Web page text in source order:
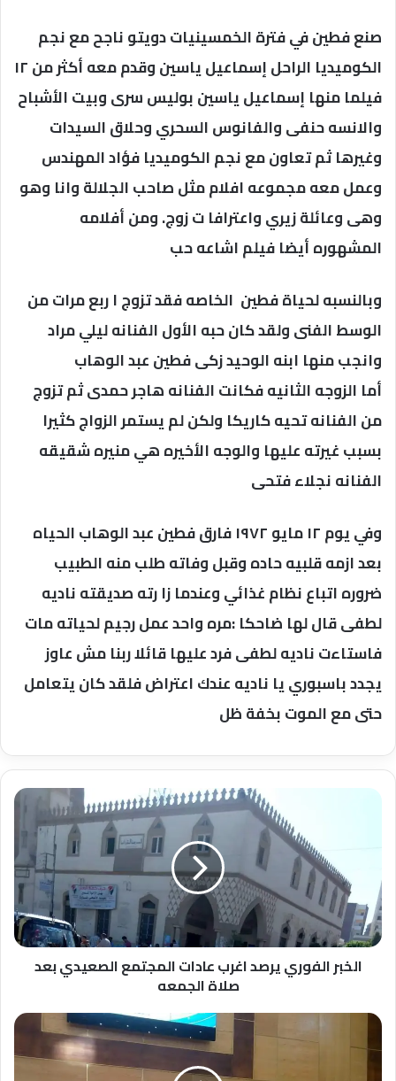
صنع فطين في فترة الخمسينيات دويتو ناجح مع نجم
الكوميديا الراحل إسماعيل ياسين وقدم معه أكثر من ١٢
فيلما منها إسماعيل ياسين بوليس سرى وبيت الأشباح
والانسه حنفى والفانوس السحري وحلاق السيدات
وغيرها ثم تعاون مع نجم الكوميديا فؤاد المهندس
وعمل معه مجموعه افلام مثل صاحب الجلالة وانا وهو
وهى وعائلة زيري واعترافا ت زوج. ومن أفلامه
المشهوره أيضا فيلم اشاعه حب
وبالنسبه لحياة فطين الخاصه فقد تزوج ا ربع مرات من
الوسط الفنى ولقد كان حبه الأول الفنانه ليلي مراد
وانجب منها ابنه الوحيد زكى فطين عبد الوهاب
أما الزوجه الثانيه فكانت الفنانه هاجر حمدى ثم تزوج
من الفنانه تحيه كاريكا ولكن لم يستمر الزواج كثيرا
بسبب غيرته عليها والوجه الأخيره هي منيره شقيقه
الفنانه نجلاء فتحى
وفي يوم ١٢ مايو ١٩٧٢ فارق فطين عبد الوهاب الحياه
بعد ازمه قلبيه حاده وقبل وفاته طلب منه الطبيب
ضروره اتباع نظام غذائي وعندما زا رته صديقته ناديه
لطفى قال لها ضاحكا :مره واحد عمل رجيم لحياته مات
فاستاءت ناديه لطفى فرد عليها قائلا ربنا مش عاوز
يجدد باسبوري يا ناديه عندك اعتراض فلقد كان يتعامل
حتى مع الموت بخفة ظل
الخبر
المجتمع
الصعيدي
بعد
صلاة
الجمعه
الخبر الفوري يرصد اغرب عادات المجتمع الصعيدي بعد
صلاة الجمعه
لحصولة
الأول"